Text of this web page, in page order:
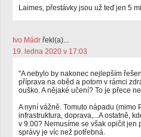
Laimes, přestávky jsou už teď jen 5
Ivo Mádr řekl(a)...
19. ledna 2020 v 17:03
"A nebylo by nakonec nejlepším
příprava na oběd a potom v rámci
ouško. A nějaké učení? To je přece
A nyní vážně. Tomuto nápadu
infrastruktura, doprava,...A ostatně,
v 9.00? Nemusíme se však opičit jen
správy je víc než potřebná.